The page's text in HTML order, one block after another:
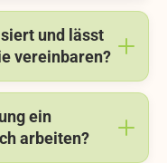
und lässt
vereinbaren?
ein
arbeiten?